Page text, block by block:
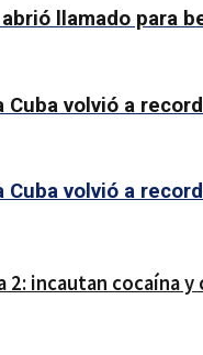
llamado para
Cuba volvió a
Cuba volvió a
incautan cocaína y